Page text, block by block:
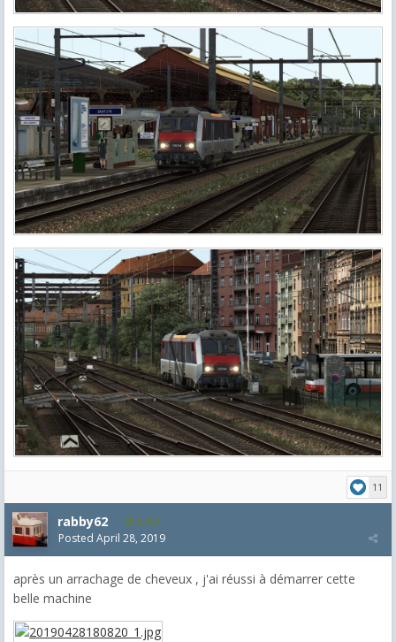
11
rabby62 8,454
Posted April 28, 2019
après un arrachage de cheveux , j'ai réussi à démarrer cette
belle machine